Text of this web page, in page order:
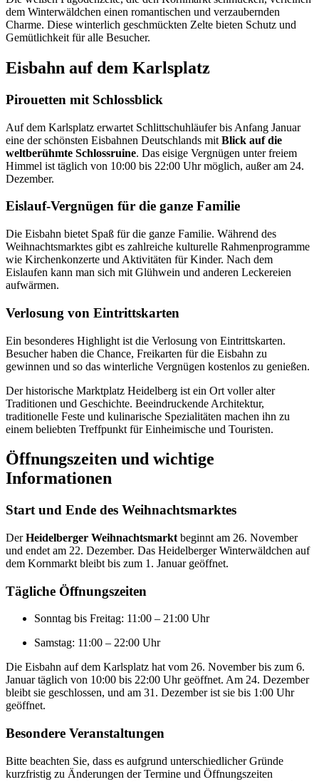
dem Winterwäldchen einen romantischen und verzaubernden
Charme. Diese winterlich geschmückten Zelte bieten Schutz und
Gemütlichkeit für alle Besucher.
Eisbahn auf dem Karlsplatz
Pirouetten mit Schlossblick
Auf dem Karlsplatz erwartet Schlittschuhläufer bis Anfang Januar
eine der schönsten Eisbahnen Deutschlands mit Blick auf die
weltberühmte Schlossruine. Das eisige Vergnügen unter freiem
Himmel ist täglich von 10:00 bis 22:00 Uhr möglich, außer am 24.
Dezember.
Eislauf-Vergnügen für die ganze Familie
Die Eisbahn bietet Spaß für die ganze Familie. Während des
Weihnachtsmarktes gibt es zahlreiche kulturelle Rahmenprogramme
wie Kirchenkonzerte und Aktivitäten für Kinder. Nach dem
Eislaufen kann man sich mit Glühwein und anderen Leckereien
aufwärmen.
Verlosung von Eintrittskarten
Ein besonderes Highlight ist die Verlosung von Eintrittskarten.
Besucher haben die Chance, Freikarten für die Eisbahn zu
gewinnen und so das winterliche Vergnügen kostenlos zu genießen.
Der historische Marktplatz Heidelberg ist ein Ort voller alter
Traditionen und Geschichte. Beeindruckende Architektur,
traditionelle Feste und kulinarische Spezialitäten machen ihn zu
einem beliebten Treffpunkt für Einheimische und Touristen.
Öffnungszeiten und wichtige
Informationen
Start und Ende des Weihnachtsmarktes
DerHeidelberger Weihnachtsmarkt beginnt am 26. November
und endet am 22. Dezember. Das Heidelberger Winterwäldchen auf
dem Kornmarkt bleibt bis zum 1. Januar geöffnet.
Tägliche Öffnungszeiten
Sonntag bis Freitag: 11:00 – 21:00 Uhr
Samstag: 11:00 – 22:00 Uhr
Die Eisbahn auf dem Karlsplatz hat vom 26. November bis zum 6.
Januar täglich von 10:00 bis 22:00 Uhr geöffnet. Am 24. Dezember
bleibt sie geschlossen, und am 31. Dezember ist sie bis 1:00 Uhr
geöffnet.
Besondere Veranstaltungen
Bitte beachten Sie, dass es aufgrund unterschiedlicher Gründe
kurzfristig zu Änderungen der Termine und Öffnungszeiten